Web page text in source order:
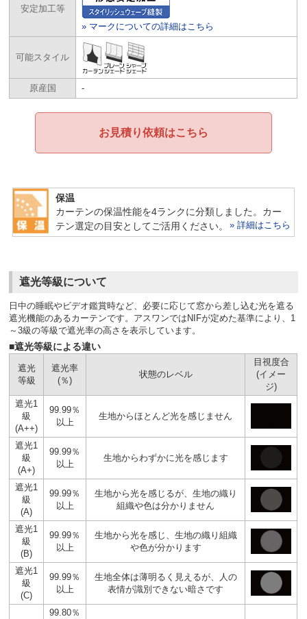
安定加工等
» マークについての詳細はこちら
可能スタイル
原産国 -
お見積り依頼はこちら
保温
カーテンの保温性能を4ランクに分類しました。カー
テン選定の目安としてご活用ください。
» 詳細はこちら
遮光等級について
日中の睡眠やビデオ鑑賞時など、必要に応じて窓から差し込む光を遮る
遮光機能のあるカーテンです。アスワンではNIFが定めた基準により、1
～3級の等級で遮光率の高さを表示しています。
■遮光等級による違い
遮光
等級
遮光率
(％)
状態のレベル
目視度合
(イメー
ジ)
遮光1
級
(A++)
99.99％
以上
生地からほとんど光を感じません
遮光1
級
(A+)
99.99％
以上
生地からわずかに光を感じます
遮光1
級
(A)
99.99％
以上
生地から光を感じるが、生地の織り
組織や色は分かりません
遮光1
級
(B)
99.99％
以上
生地から光を感じ、生地の織り組織
や色が分かります
遮光1
級
(C)
99.99％
以上
生地全体は薄明るく見えるが、人の
表情が識別できない暗さです
99.80％